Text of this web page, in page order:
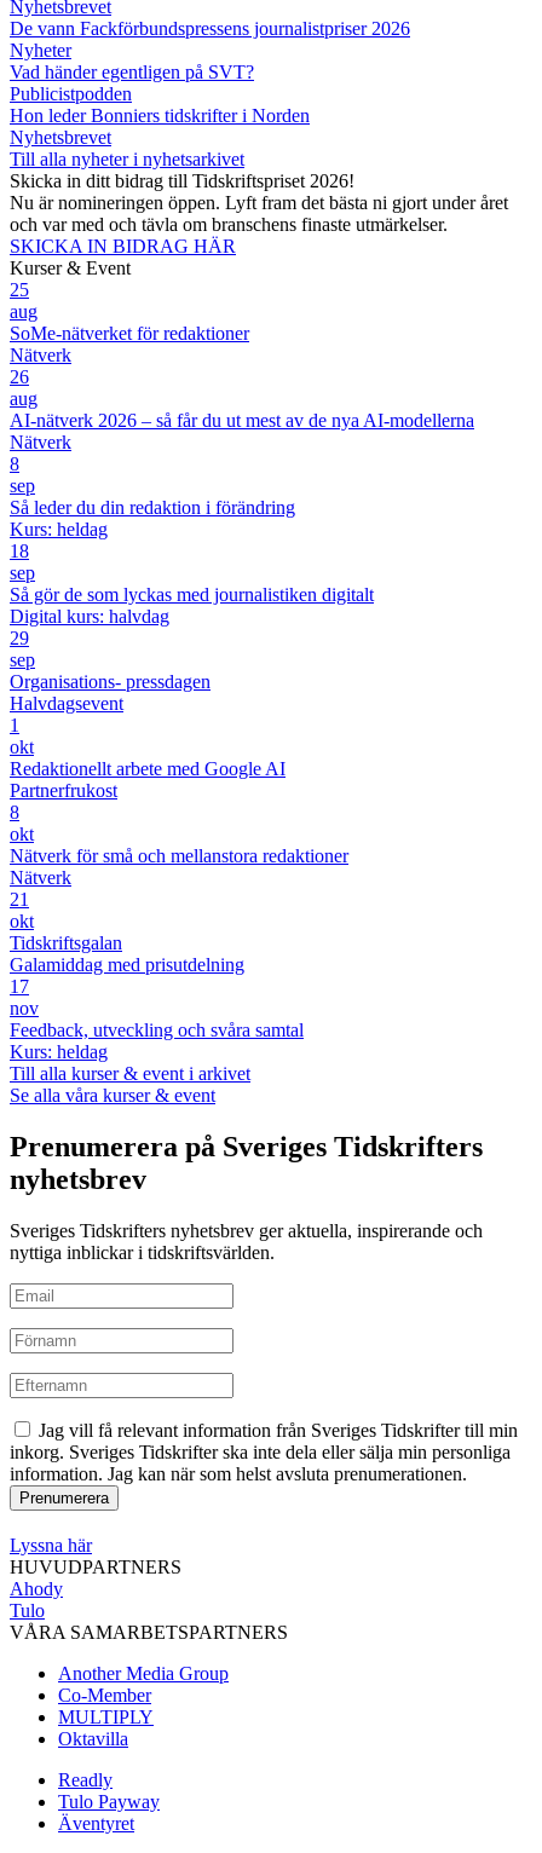
Nyhetsbrevet
De vann Fackförbundspressens journalistpriser 2026
Nyheter
Vad händer egentligen på SVT?
Publicistpodden
Hon leder Bonniers tidskrifter i Norden
Nyhetsbrevet
Till alla nyheter i nyhetsarkivet
Skicka in ditt bidrag till Tidskriftspriset 2026!
Nu är nomineringen öppen. Lyft fram det bästa ni gjort under året
och var med och tävla om branschens finaste utmärkelser.
SKICKA IN BIDRAG HÄR
Kurser & Event
25
aug
SoMe-nätverket för redaktioner
Nätverk
26
aug
AI-nätverk 2026 – så får du ut mest av de nya AI-modellerna
Nätverk
8
sep
Så leder du din redaktion i förändring
Kurs: heldag
18
sep
Så gör de som lyckas med journalistiken digitalt
Digital kurs: halvdag
29
sep
Organisations- pressdagen
Halvdagsevent
1
okt
Redaktionellt arbete med Google AI
Partnerfrukost
8
okt
Nätverk för små och mellanstora redaktioner
Nätverk
21
okt
Tidskriftsgalan
Galamiddag med prisutdelning
17
nov
Feedback, utveckling och svåra samtal
Kurs: heldag
Till alla kurser & event i arkivet
Se alla våra kurser & event
Prenumerera på Sveriges Tidskrifters
nyhetsbrev
Sveriges Tidskrifters nyhetsbrev ger aktuella, inspirerande och
nyttiga inblickar i tidskriftsvärlden.
Jag vill få relevant information från Sveriges Tidskrifter till min
inkorg. Sveriges Tidskrifter ska inte dela eller sälja min personliga
information. Jag kan när som helst avsluta prenumerationen.
Lyssna här
HUVUDPARTNERS
Ahody
Tulo
VÅRA SAMARBETSPARTNERS
Another Media Group
Co-Member
MULTIPLY
Oktavilla
Readly
Tulo Payway
Äventyret